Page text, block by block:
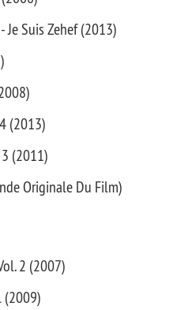
Je Suis Zehef (2013)
(2013)
3 (2011)
Originale Du Film)
2 (2007)
(2009)